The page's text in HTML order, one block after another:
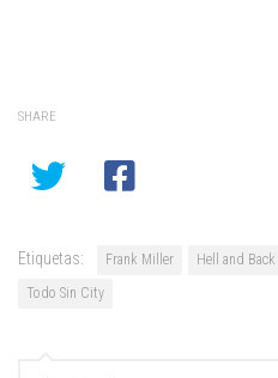
SHARE
Etiquetas: Frank Miller Hell and Back
Todo Sin City